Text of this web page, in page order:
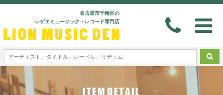
名古屋市千種区の
レゲエミュージック・レコード専門店